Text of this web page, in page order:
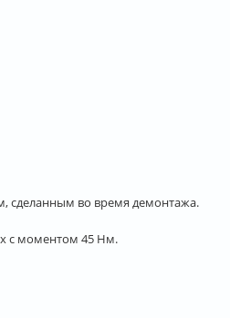
сделанным во время демонтажа.
с моментом 45 Нм.